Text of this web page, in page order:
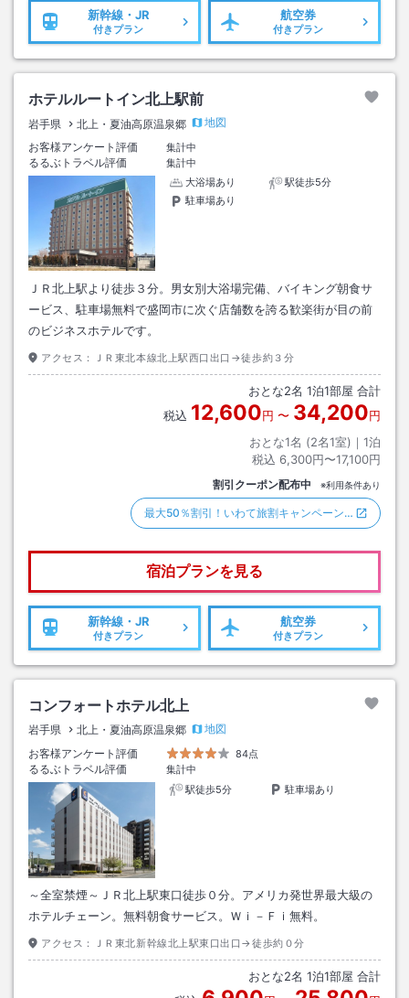
新幹線・JR
付きプラン
航空券
付きプラン
ホテルルートイン北上駅前
岩手県 北上・夏油高原温泉郷
地図
お客様アンケート評価
集計中
るるぶトラベル評価
集計中
大浴場あり
駅徒歩5分
駐車場あり
ＪＲ北上駅より徒歩３分。男女別大浴場完備、バイキング朝食サ
ービス、駐車場無料で盛岡市に次ぐ店舗数を誇る歓楽街が目の前
のビジネスホテルです。
アクセス： ＪＲ東北本線北上駅西口出口→徒歩約３分
おとな2名 1泊1部屋 合計
税込 12,600円 〜 34,200円
おとな1名 (2名1室)｜ 1泊
税込 6,300円〜17,100円
割引クーポン配布中 ※利用条件あり
最大50％割引！いわて旅割キャンペーン…
宿泊プランを見る
新幹線・JR
付きプラン
航空券
付きプラン
コンフォートホテル北上
岩手県 北上・夏油高原温泉郷
地図
お客様アンケート評価
84点
るるぶトラベル評価
集計中
駅徒歩5分
駐車場あり
～全室禁煙～ＪＲ北上駅東口徒歩０分。アメリカ発世界最大級の
ホテルチェーン。無料朝食サービス。Ｗｉ－Ｆｉ無料。
アクセス： ＪＲ東北新幹線北上駅東口出口→徒歩約０分
おとな2名 1泊1部屋 合計